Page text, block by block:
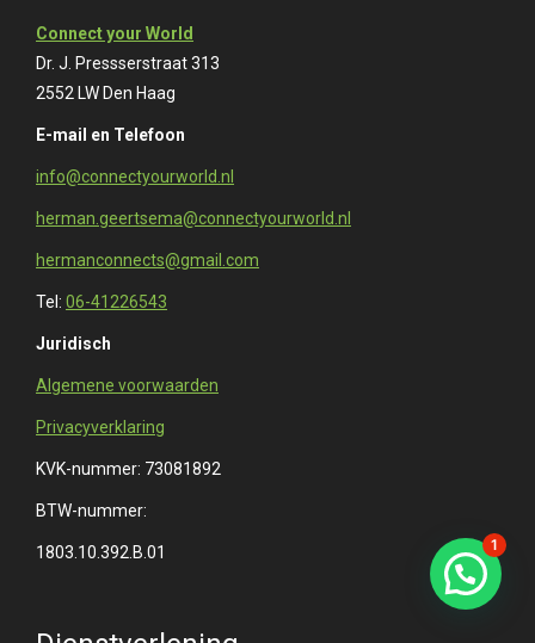
Connect your World
Dr. J. Pressserstraat 313
2552 LW Den Haag
E-mail en Telefoon
info@connectyourworld.nl
herman.geertsema@connectyourworld.nl
hermanconnects@gmail.com
Tel: 06-41226543
Juridisch
Algemene voorwaarden
Privacyverklaring
KVK-nummer: 73081892
BTW-nummer:
1803.10.392.B.01 1